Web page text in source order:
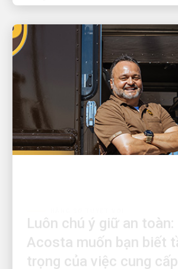
Acosta muốn bạn biết
trọng của việc cung
Rene Acosta đang thực hiện sứ